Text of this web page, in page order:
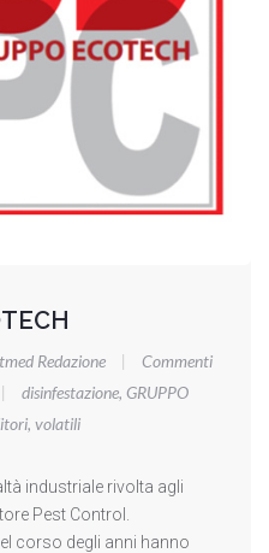
Redazione |
Commenti
| disinfestazione, GRUPPO
, volatili
industriale rivolta agli
Pest Control.
corso degli anni hanno